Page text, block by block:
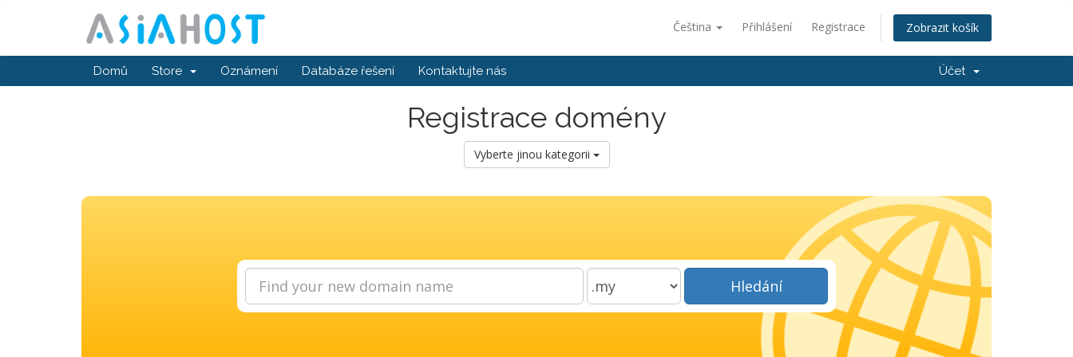
Čeština Přihlášení Registrace Zobrazit košík
Domů Store Oznámení Databáze řešení Kontaktujte nás Účet
Registrace domény
Vyberte jinou kategorii
Hledání